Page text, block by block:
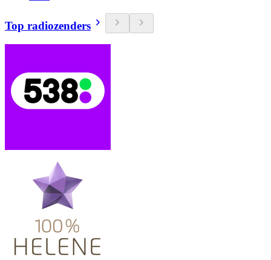
Top radiozenders